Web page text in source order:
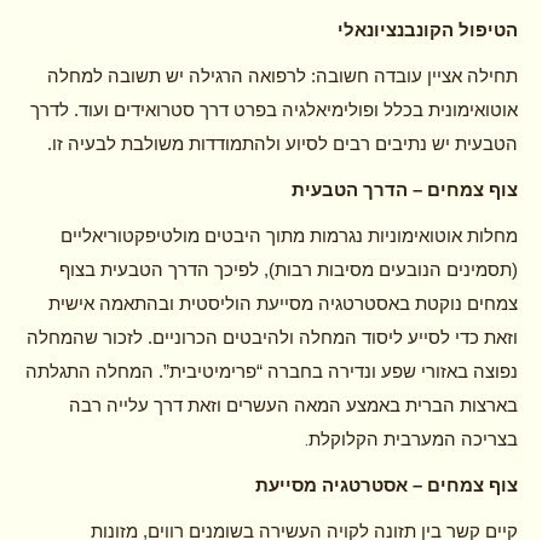
הטיפול הקונבנציונאלי
תחילה אציין עובדה חשובה: לרפואה הרגילה יש תשובה למחלה
אוטואימונית בכלל ופולימיאלגיה בפרט דרך סטרואידים ועוד. לדרך
הטבעית יש נתיבים רבים לסיוע ולהתמודדות משולבת לבעיה זו.
צוף צמחים – הדרך הטבעית
מחלות אוטואימוניות נגרמות מתוך היבטים מולטיפקטוריאליים
(תסמינים הנובעים מסיבות רבות), לפיכך הדרך הטבעית בצוף
צמחים נוקטת באסטרטגיה מסייעת הוליסטית ובהתאמה אישית
וזאת כדי לסייע ליסוד המחלה ולהיבטים הכרוניים. לזכור שהמחלה
נפוצה באזורי שפע ונדירה בחברה “פרימיטיבית”. המחלה התגלתה
בארצות הברית באמצע המאה העשרים וזאת דרך עלייה רבה
בצריכה המערבית הקלוקלת.
צוף צמחים – אסטרטגיה מסייעת
קיים קשר בין תזונה לקויה העשירה בשומנים רווים, מזונות